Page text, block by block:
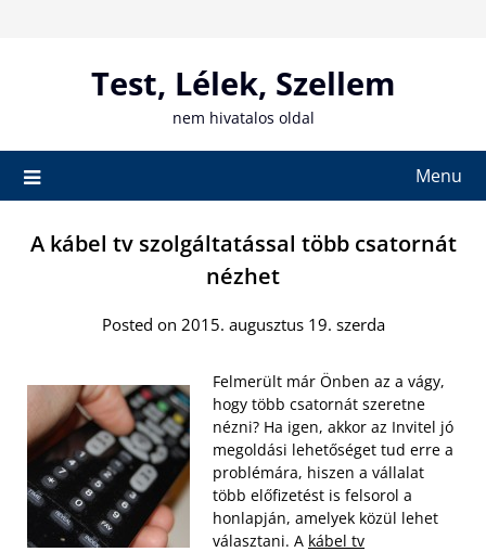
Test, Lélek, Szellem
nem hivatalos oldal
Menu
A kábel tv szolgáltatással több csatornát
nézhet
Posted on 2015. augusztus 19. szerda
Felmerült már Önben az a vágy,
hogy több csatornát szeretne
nézni? Ha igen, akkor az Invitel jó
megoldási lehetőséget tud erre a
problémára, hiszen a vállalat
több előfizetést is felsorol a
honlapján, amelyek közül lehet
választani. A kábel tv